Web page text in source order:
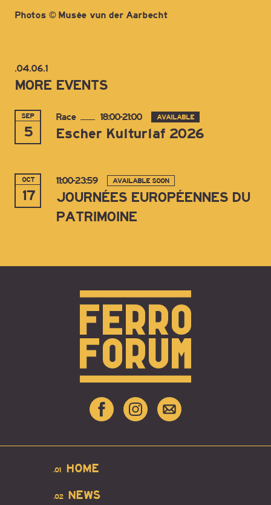
Photos © Musée vun der Aarbecht
.04.06.1
MORE EVENTS
5
SEP Race 18:00-21:00 AVAILABLE
Escher Kulturlaf 2026
17
OCT 11:00-23:59 AVAILABLE SOON
JOURNÉES EUROPÉENNES DU
PATRIMOINE
HOME
.01
NEWS
.02